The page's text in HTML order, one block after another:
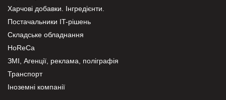
Харчові добавки. Інгредієнти.
Постачальники IT-рішень
Складське обладнання
HoReCa
ЗМІ, Агенції, реклама, поліграфія
Транспорт
Іноземні компанії